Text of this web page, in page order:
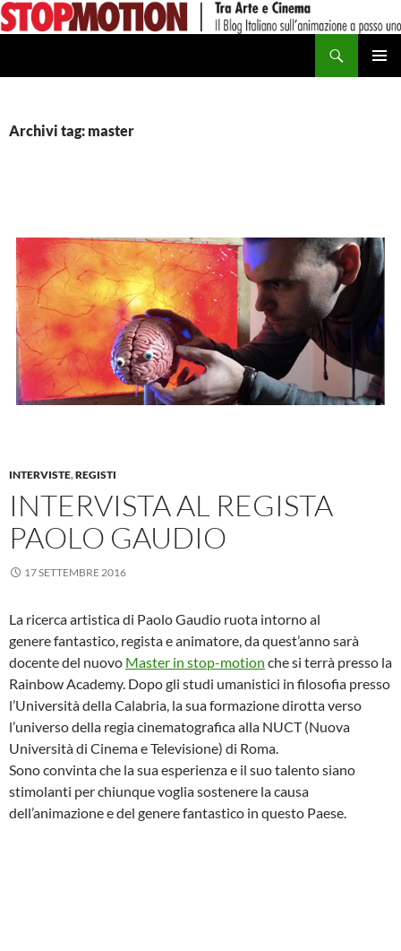
Vai
al
Archivi tag: master
INTERVISTE,REGISTI
INTERVISTA AL REGISTA
PAOLO GAUDIO
17 SETTEMBRE 2016
La ricerca artistica di Paolo Gaudio ruota intorno al
genere fantastico, regista e animatore, da quest’anno sarà
docente del nuovo Master in stop-motion che si terrà presso la
Rainbow Academy. Dopo gli studi umanistici in filosofia presso
l’Università della Calabria, la sua formazione dirotta verso
l’universo della regia cinematografica alla NUCT (Nuova
Università di Cinema e Televisione) di Roma.
Sono convinta che la sua esperienza e il suo talento siano
stimolanti per chiunque voglia sostenere la causa
dell’animazione e del genere fantastico in questo Paese.